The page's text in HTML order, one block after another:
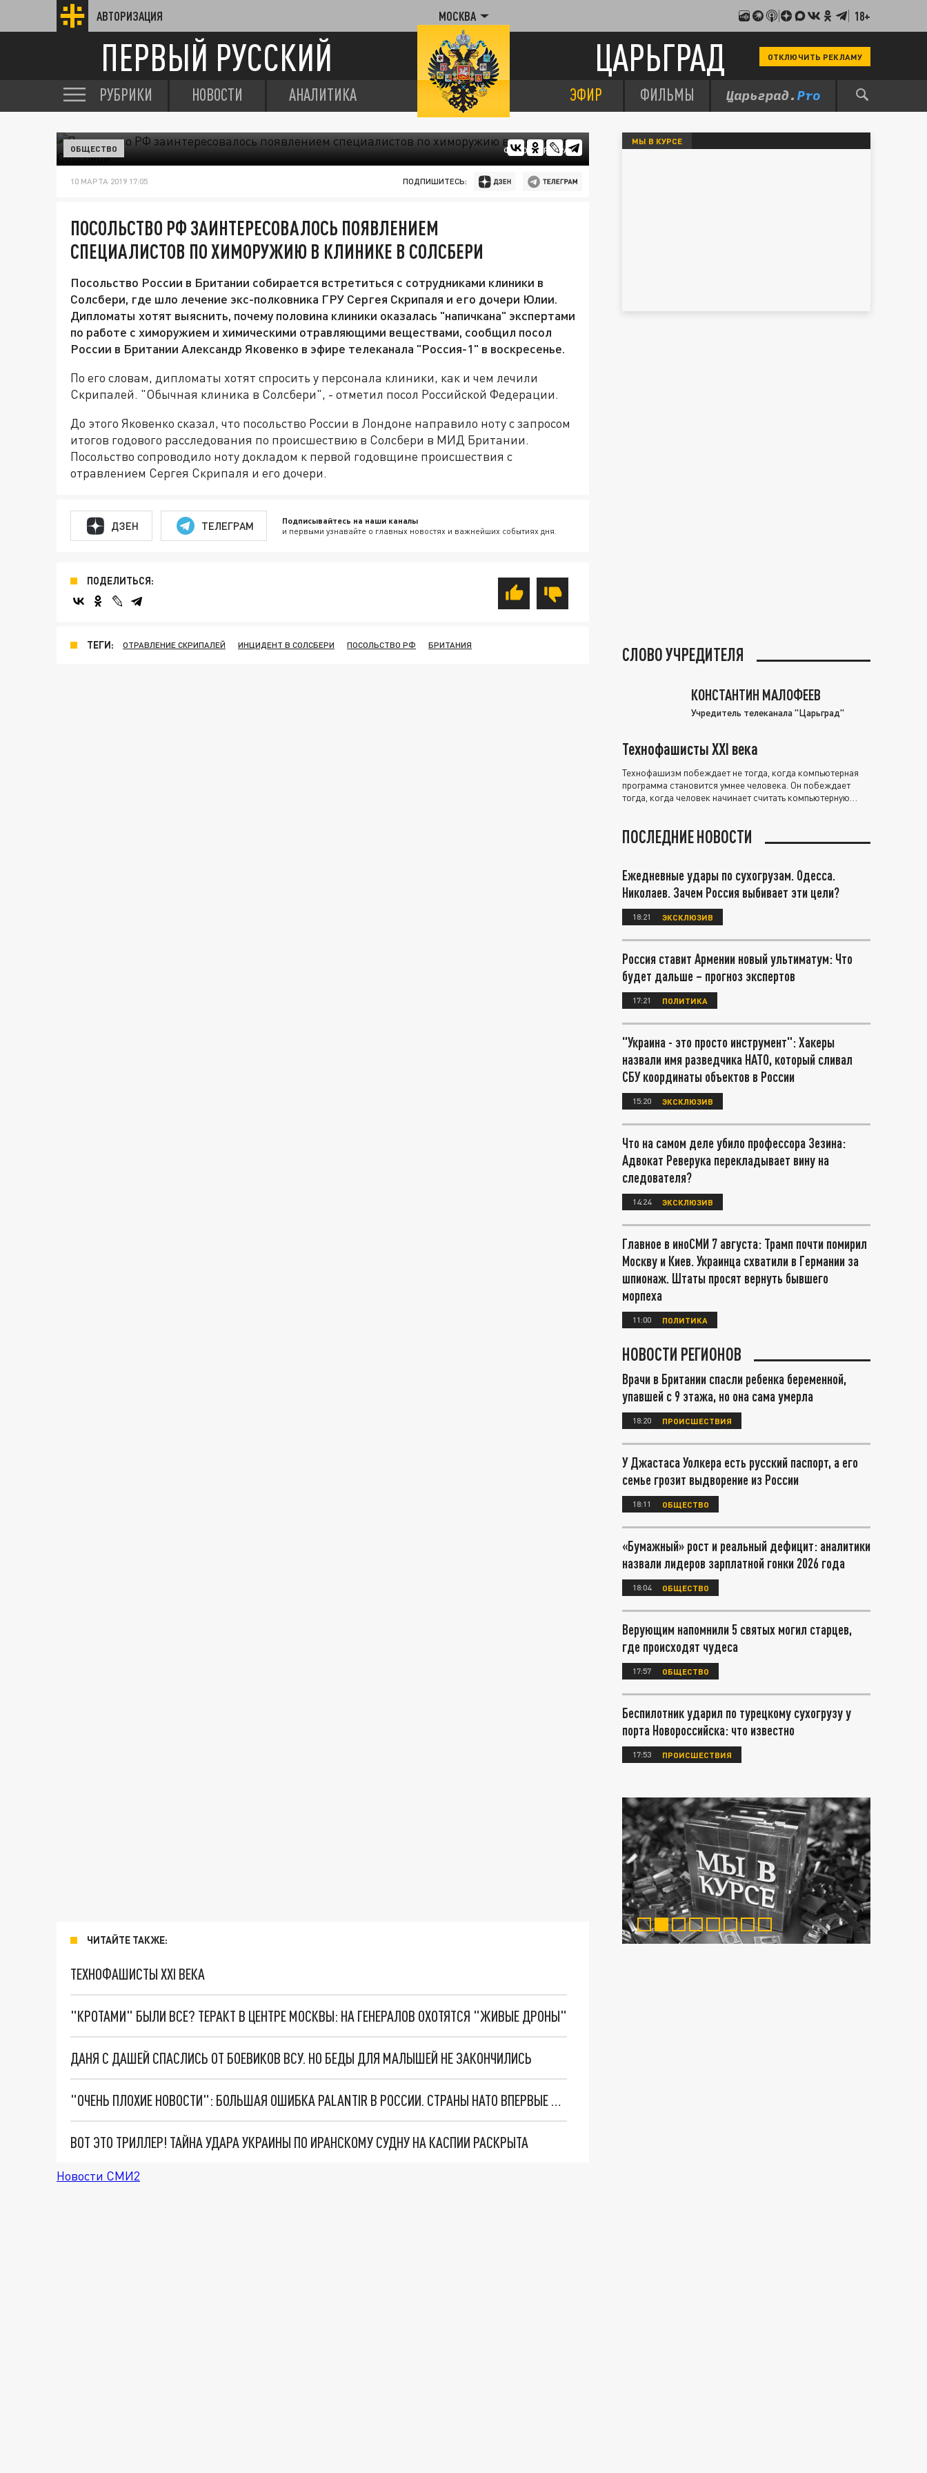
АВТОРИЗАЦИЯ МОСКВА 18+
ПЕРВЫЙ РУССКИЙ ЦАРЬГРАД ОТКЛЮЧИТЬ РЕКЛАМУ
РУБРИКИ НОВОСТИ АНАЛИТИКА ЭФИР ФИЛЬМЫ
ФОТО: ЦАРЬГРАД
ОБЩЕСТВО
10 МАРТА 2019 17:05 ПОДПИШИТЕСЬ:
ПОСОЛЬСТВО РФ ЗАИНТЕРЕСОВАЛОСЬ ПОЯВЛЕНИЕМ
СПЕЦИАЛИСТОВ ПО ХИМОРУЖИЮ В КЛИНИКЕ В СОЛСБЕРИ
Посольство России в Британии собирается встретиться с сотрудниками клиники в
Солсбери, где шло лечение экс-полковника ГРУ Сергея Скрипаля и его дочери Юлии.
Дипломаты хотят выяснить, почему половина клиники оказалась "напичкана" экспертами
по работе с химоружием и химическими отравляющими веществами, сообщил посол
России в Британии Александр Яковенко в эфире телеканала "Россия-1" в воскресенье.
По его словам, дипломаты хотят спросить у персонала клиники, как и чем лечили
Скрипалей. "Обычная клиника в Солсбери", - отметил посол Российской Федерации.
До этого Яковенко сказал, что посольство России в Лондоне направило ноту с запросом
итогов годового расследования по происшествию в Солсбери в МИД Британии.
Посольство сопроводило ноту докладом к первой годовщине происшествия с
отравлением Сергея Скрипаля и его дочери.
ДЗЕН ТЕЛЕГРАМ Подписывайтесь на наши каналы
и первыми узнавайте о главных новостях и важнейших событиях дня.
ПОДЕЛИТЬСЯ:
ТЕГИ: ОТРАВЛЕНИЕ СКРИПАЛЕЙ ИНЦИДЕНТ В СОЛСБЕРИ ПОСОЛЬСТВО РФ БРИТАНИЯ
ЧИТАЙТЕ ТАКЖЕ:
ТЕХНОФАШИСТЫ XXI ВЕКА
"КРОТАМИ" БЫЛИ ВСЕ? ТЕРАКТ В ЦЕНТРЕ МОСКВЫ: НА ГЕНЕРАЛОВ ОХОТЯТСЯ "ЖИВЫЕ ДРОНЫ"
ДАНЯ С ДАШЕЙ СПАСЛИСЬ ОТ БОЕВИКОВ ВСУ. НО БЕДЫ ДЛЯ МАЛЫШЕЙ НЕ ЗАКОНЧИЛИСЬ
"ОЧЕНЬ ПЛОХИЕ НОВОСТИ": БОЛЬШАЯ ОШИБКА PALANTIR В РОССИИ. СТРАНЫ НАТО ВПЕРВЫЕ ЗА СВО ОСТАНОВИЛИ ПОСТАВКИ ОРУЖИЯ. ВСУ ТЕРЯЮТ ПРИГРАНИЧЬЕ?
ВОТ ЭТО ТРИЛЛЕР! ТАЙНА УДАРА УКРАИНЫ ПО ИРАНСКОМУ СУДНУ НА КАСПИИ РАСКРЫТА
Новости СМИ2
МЫ В КУРСЕ
СЛОВО УЧРЕДИТЕЛЯ
КОНСТАНТИН МАЛОФЕЕВ
Учредитель телеканала "Царьград"
Технофашисты XXI века
Технофашизм побеждает не тогда, когда компьютерная
программа становится умнее человека. Он побеждает
тогда, когда человек начинает считать компьютерную
ПОСЛЕДНИЕ НОВОСТИ
Ежедневные удары по сухогрузам. Одесса.
Николаев. Зачем Россия выбивает эти цели?
18:21 ЭКСКЛЮЗИВ
Россия ставит Армении новый ультиматум: Что
будет дальше – прогноз экспертов
17:21 ПОЛИТИКА
"Украина - это просто инструмент": Хакеры
назвали имя разведчика НАТО, который сливал
СБУ координаты объектов в России
15:20 ЭКСКЛЮЗИВ
Что на самом деле убило профессора Зезина:
Адвокат Реверука перекладывает вину на
следователя?
14:24 ЭКСКЛЮЗИВ
Главное в иноСМИ 7 августа: Трамп почти помирил
Москву и Киев. Украинца схватили в Германии за
шпионаж. Штаты просят вернуть бывшего
морпеха
11:00 ПОЛИТИКА
НОВОСТИ РЕГИОНОВ
Врачи в Британии спасли ребенка беременной,
упавшей с 9 этажа, но она сама умерла
18:20 ПРОИСШЕСТВИЯ
У Джастаса Уолкера есть русский паспорт, а его
семье грозит выдворение из России
18:11 ОБЩЕСТВО
«Бумажный» рост и реальный дефицит: аналитики
назвали лидеров зарплатной гонки 2026 года
18:04 ОБЩЕСТВО
Верующим напомнили 5 святых могил старцев,
где происходят чудеса
17:57 ОБЩЕСТВО
Беспилотник ударил по турецкому сухогрузу у
порта Новороссийска: что известно
17:53 ПРОИСШЕСТВИЯ